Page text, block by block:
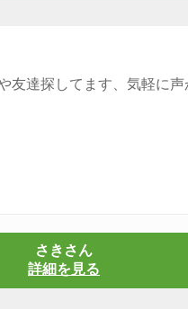
友達探してます、気軽に
さきさん
詳細を見る